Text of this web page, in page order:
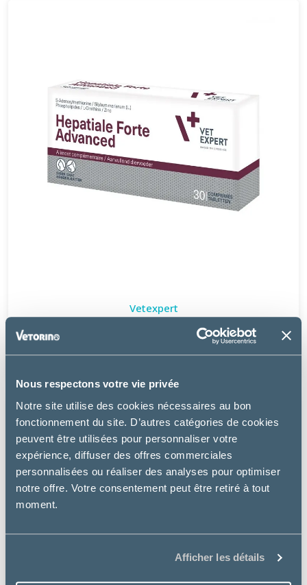
Nous respectons votre vie privée
Notre site utilise des cookies nécessaires au bon
fonctionnement du site. D’autres catégories de cookies
peuvent être utilisées pour personnaliser votre
expérience, diffuser des offres commerciales
personnalisées ou réaliser des analyses pour optimiser
notre offre. Votre consentement peut être retiré à tout
moment.
Afficher les détails
Vetexpert
HEPATIALE FORTE ADVANCED - CHIEN, CHAT